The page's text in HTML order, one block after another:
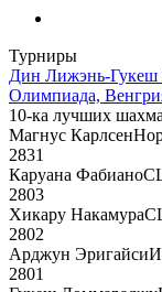
Турниры
Дин Лижэнь-Гукеш
Олимпиада,
10-ка лучших
Магнус Карлсен
2831
Каруана Фабиано
2803
Хикару Накамура
2802
Арджун Эригайси
2801